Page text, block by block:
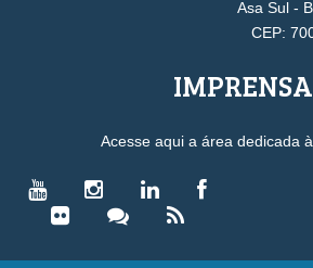
Asa Sul -
CEP:
IMPRENSA
Acesse aqui a área dedicada